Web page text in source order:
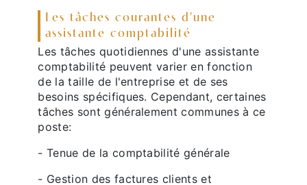
Les tâches courantes d'une
assistante comptabilité
Les tâches quotidiennes d'une assistante
comptabilité peuvent varier en fonction
de la taille de l'entreprise et de ses
besoins spécifiques. Cependant, certaines
tâches sont généralement communes à ce
poste:
- Tenue de la comptabilité générale
- Gestion des factures clients et